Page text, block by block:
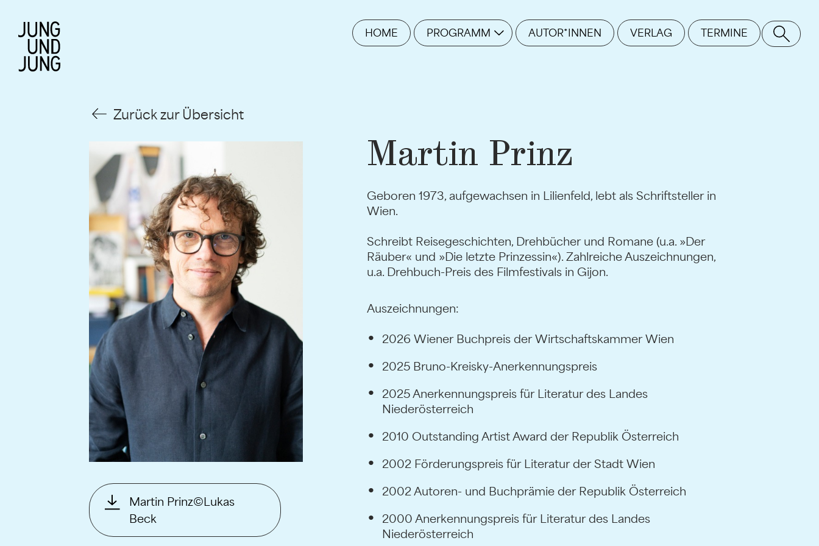
HOME PROGRAMM AUTOR*INNEN VERLAG TERMINE SE
Zurück zur Übersicht
Martin Prinz©Lukas
Beck
Martin Prinz
Geboren 1973, aufgewachsen in Lilienfeld, lebt als Schriftsteller in
Wien.
Schreibt Reisegeschichten, Drehbücher und Romane (u.a. »Der
Räuber« und »Die letzte Prinzessin«). Zahlreiche Auszeichnungen,
u.a. Drehbuch-Preis des Filmfestivals in Gijon.
Auszeichnungen:
2026 Wiener Buchpreis der Wirtschaftskammer Wien
2025 Bruno-Kreisky-Anerkennungspreis
2025 Anerkennungspreis für Literatur des Landes
Niederösterreich
2010 Outstanding Artist Award der Republik Österreich
2002 Förderungspreis für Literatur der Stadt Wien
2002 Autoren- und Buchprämie der Republik Österreich
2000 Anerkennungspreis für Literatur des Landes
Niederösterreich